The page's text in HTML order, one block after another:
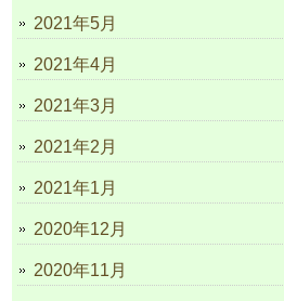
2021年5月
2021年4月
2021年3月
2021年2月
2021年1月
2020年12月
2020年11月